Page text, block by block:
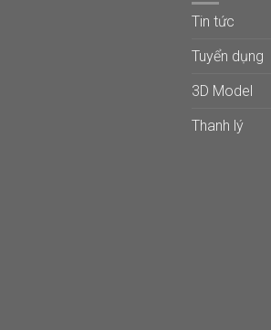
Tin tức
Tuyển dụng
3D Model
Thanh lý